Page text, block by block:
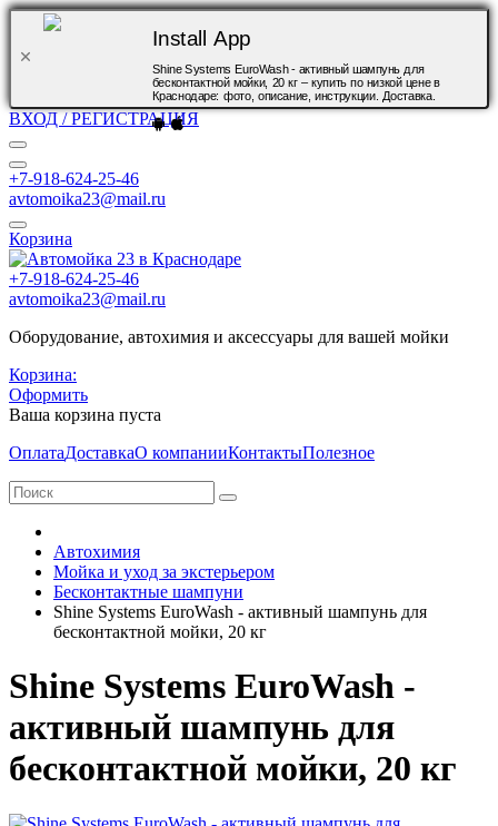
Install App
Shine Systems EuroWash - активный шампунь для
бесконтактной мойки, 20 кг – купить по низкой цене в
Краснодаре: фото, описание, инструкции. Доставка.
ВХОД / РЕГИСТРАЦИЯ
+7-918-624-25-46
avtomoika23@mail.ru
Корзина
+7-918-624-25-46
avtomoika23@mail.ru
Оборудование, автохимия и аксессуары для вашей мойки
Корзина:
Оформить
Ваша корзина пуста
ОплатаДоставкаО компанииКонтактыПолезное
Автохимия
Мойка и уход за экстерьером
Бесконтактные шампуни
Shine Systems EuroWash - активный шампунь для
бесконтактной мойки, 20 кг
Shine Systems EuroWash -
активный шампунь для
бесконтактной мойки, 20 кг